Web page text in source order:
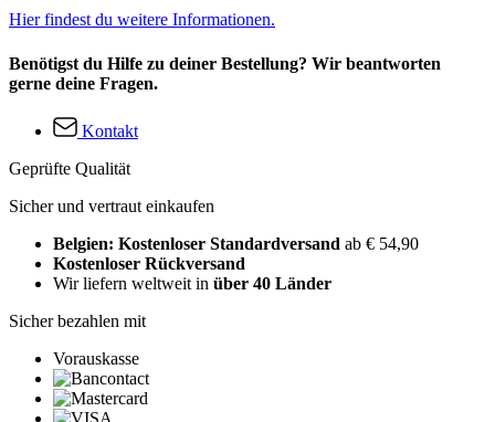
Hier findest du weitere Informationen.
Benötigst du Hilfe zu deiner Bestellung? Wir beantworten
gerne deine Fragen.
Kontakt
Geprüfte Qualität
Sicher und vertraut einkaufen
Belgien: Kostenloser Standardversand ab € 54,90
Kostenloser Rückversand
Wir liefern weltweit in über 40 Länder
Sicher bezahlen mit
Vorauskasse